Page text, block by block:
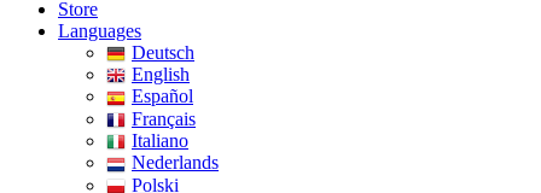
Store
Languages
Deutsch
English
Español
Français
Italiano
Nederlands
Polski